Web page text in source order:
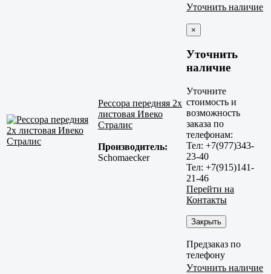
Рессора передняя 2х
листовая Ивеко
Стралис
Производитель:
Schomaecker
Уточнить наличие
×
Уточнить
наличие
Уточните
стоимость и
возможность
заказа по
телефонам:
Тел: +7(977)343-
23-40
Тел: +7(915)141-
21-46
Перейти на
Контакты
Закрыть
Предзаказ по
телефону
Уточнить наличие